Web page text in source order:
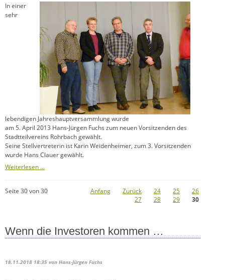
In einer
sehr
lebendigen Jahreshauptversammlung wurde
am 5. April 2013 Hans-Jürgen Fuchs zum neuen Vorsitzenden des
Stadtteilvereins Rohrbach gewählt.
Seine Stellvertreterin ist Karin Weidenheimer, zum 3. Vorsitzenden
wurde Hans Clauer gewählt.
Weiterlesen …Neuer
Seite 30 von 30
Anfang Zurück 24 25
26
27
28 29 30
Wenn die Investoren kommen …
18.11.2018 18:35 von Hans-Jürgen Fuchs